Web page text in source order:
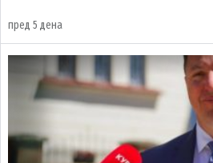
пред 5 дена